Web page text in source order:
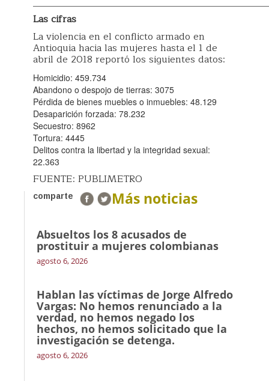
Las cifras
La violencia en el conflicto armado en
Antioquia hacia las mujeres hasta el 1 de
abril de 2018 reportó los siguientes datos:
Homicidio: 459.734
Abandono o despojo de tierras: 3075
Pérdida de bienes muebles o inmuebles: 48.129
Desaparición forzada: 78.232
Secuestro: 8962
Tortura: 4445
Delitos contra la libertad y la integridad sexual:
22.363
FUENTE: PUBLIMETRO
comparte Más noticias
Absueltos los 8 acusados de
prostituir a mujeres colombianas
agosto 6, 2026
Hablan las víctimas de Jorge Alfredo
Vargas: No hemos renunciado a la
verdad, no hemos negado los
hechos, no hemos solicitado que la
investigación se detenga.
agosto 6, 2026